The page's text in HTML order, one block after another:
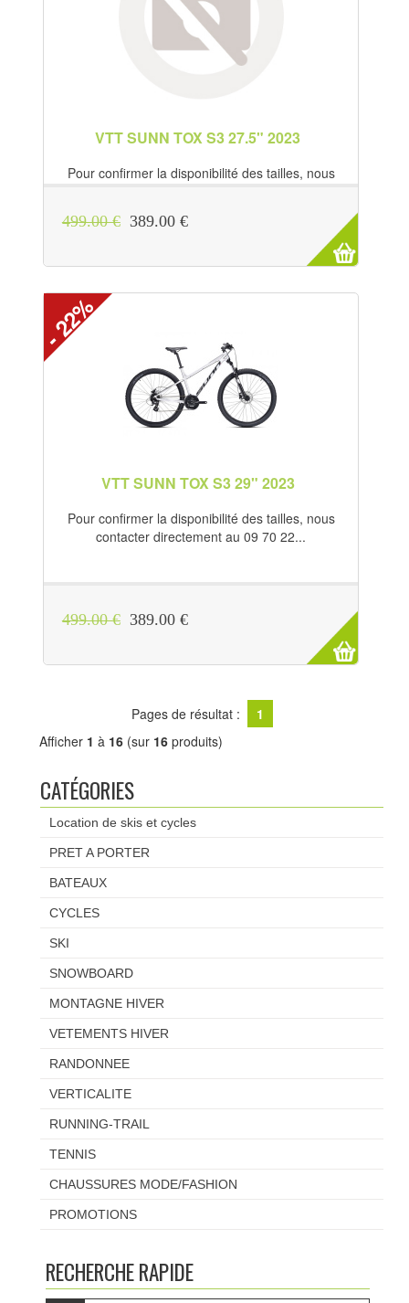
VTT SUNN TOX S3 27.5" 2023
Pour confirmer la disponibilité des tailles, nous
499.00 € 389.00 €
- 22%
VTT SUNN TOX S3 29" 2023
Pour confirmer la disponibilité des tailles, nous
contacter directement au 09 70 22...
499.00 € 389.00 €
Pages de résultat :
1
Afficher 1 à 16 (sur 16 produits)
CATÉGORIES
Location de skis et cycles
PRET A PORTER
BATEAUX
CYCLES
SKI
SNOWBOARD
MONTAGNE HIVER
VETEMENTS HIVER
RANDONNEE
VERTICALITE
RUNNING-TRAIL
TENNIS
CHAUSSURES MODE/FASHION
PROMOTIONS
RECHERCHE RAPIDE